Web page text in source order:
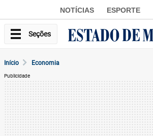
NOTÍCIAS ESPORTE
Seções
Início Economia
Publicidade